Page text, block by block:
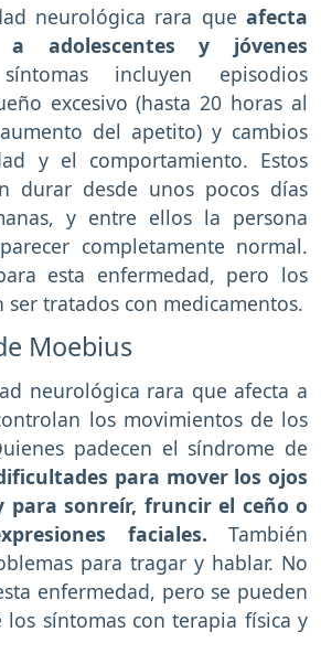
neurológica rara que afecta
a adolescentes y jóvenes
incluyen episodios
excesivo (hasta 20 horas al
del apetito) y cambios
y el comportamiento. Estos
durar desde unos pocos días
y entre ellos la persona
completamente normal.
esta enfermedad, pero los
ser tratados con medicamentos.
Moebius
neurológica rara que afecta a
los movimientos de los
padecen el síndrome de
para mover los ojos
para sonreír, fruncir el ceño o
faciales. También
para tragar y hablar. No
enfermedad, pero se pueden
síntomas con terapia física y